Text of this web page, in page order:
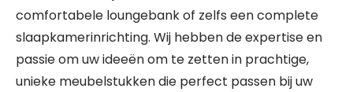
comfortabele loungebank of zelfs een complete
slaapkamerinrichting. Wij hebben de expertise en
passie om uw ideeën om te zetten in prachtige,
unieke meubelstukken die perfect passen bij uw